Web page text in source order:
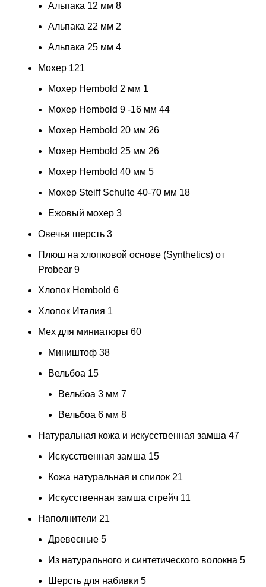
Альпака 12 мм 8
Альпака 22 мм 2
Альпака 25 мм 4
Мохер 121
Мохер Hembold 2 мм 1
Мохер Hembold 9 -16 мм 44
Мохер Hembold 20 мм 26
Мохер Hembold 25 мм 26
Мохер Hembold 40 мм 5
Мохер Steiff Schulte 40-70 мм 18
Ежовый мохер 3
Овечья шерсть 3
Плюш на хлопковой основе (Synthetics) от
Probear 9
Хлопок Hembold 6
Хлопок Италия 1
Мех для миниатюры 60
Миништоф 38
Вельбоа 15
Вельбоа 3 мм 7
Вельбоа 6 мм 8
Натуральная кожа и искусственная замша 47
Искусственная замша 15
Кожа натуральная и спилок 21
Искусственная замша стрейч 11
Наполнители 21
Древесные 5
Из натурального и синтетического волокна 5
Шерсть для набивки 5